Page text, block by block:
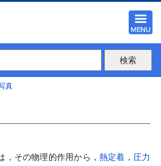
真
，その物理的作用から， 熱定着 ， 圧力